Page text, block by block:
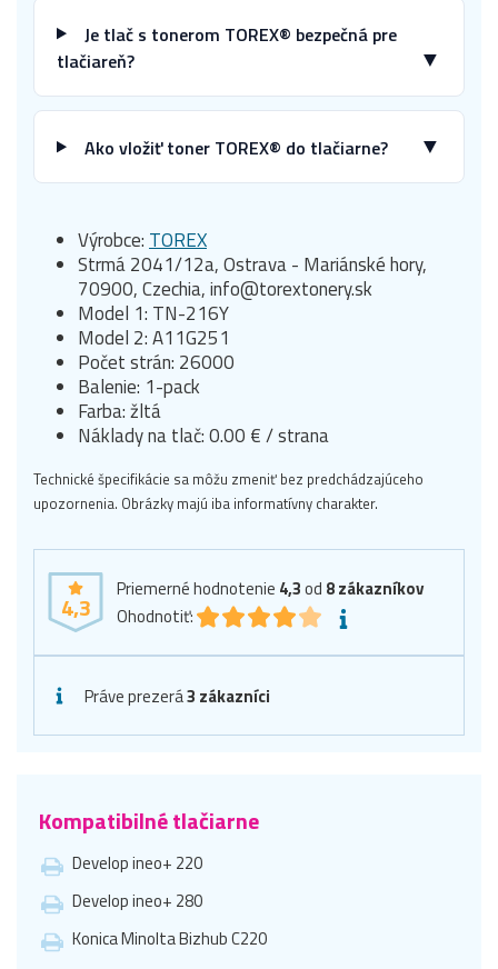
Je tlač s tonerom TOREX® bezpečná pre
tlačiareň?
▼
Ako vložiť toner TOREX® do tlačiarne? ▼
Výrobce:TOREX
Strmá 2041/12a, Ostrava - Mariánské hory,
70900, Czechia, info@torextonery.sk
Model 1: TN-216Y
Model 2: A11G251
Počet strán: 26000
Balenie: 1-pack
Farba: žltá
Náklady na tlač: 0.00 € / strana
Technické špecifikácie sa môžu zmeniť bez predchádzajúceho
upozornenia. Obrázky majú iba informatívny charakter.
4,3
Priemerné hodnotenie 4,3od 8zákazníkov
Ohodnotiť:
Práve prezerá3 zákazníci
Kompatibilné tlačiarne
Develop ineo+ 220
Develop ineo+ 280
Konica Minolta Bizhub C220